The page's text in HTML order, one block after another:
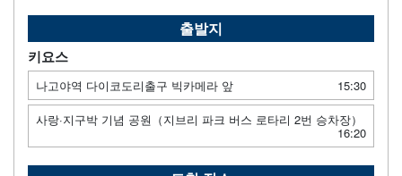
출발지
키요스
나고야역 다이코도리출구 빅카메라 앞
15:30
사랑·지구박 기념 공원（지브리 파크 버스 로타리 2번 승차장）
16:20